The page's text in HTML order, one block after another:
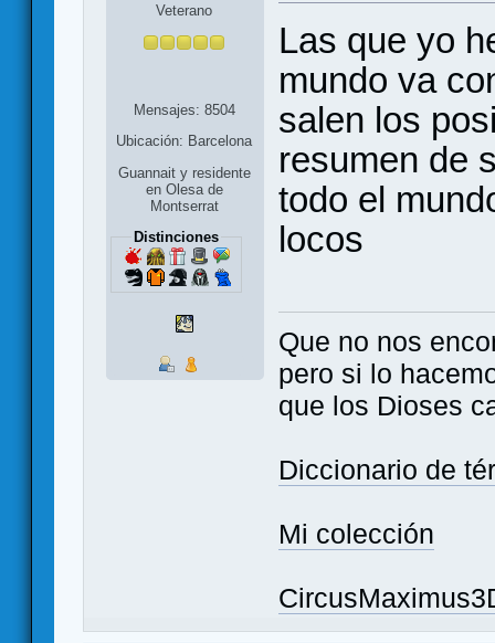
Veterano
Mensajes: 8504
Ubicación: Barcelona
Guannait y residente
en Olesa de
Montserrat
Distinciones
Las que yo
mundo va
salen los
resumen de
todo el
locos
Que no nos
pero si lo
que los Dioses
Diccionario de
Mi colección